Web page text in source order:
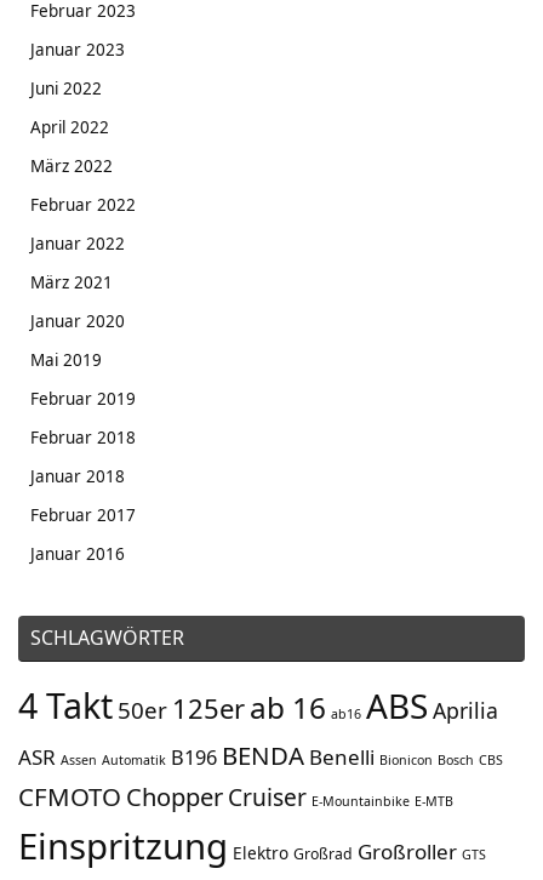
Februar 2023
Januar 2023
Juni 2022
April 2022
März 2022
Februar 2022
Januar 2022
März 2021
Januar 2020
Mai 2019
Februar 2019
Februar 2018
Januar 2018
Februar 2017
Januar 2016
SCHLAGWÖRTER
4 Takt50er 125erab 16 ab16 ABS Aprilia
ASR Assen Automatik B196 BENDA Benelli Bionicon Bosch CBS
CFMOTO ChopperCruiser E-Mountainbike E-MTB
Einspritzung Elektro Großrad Großroller GTS